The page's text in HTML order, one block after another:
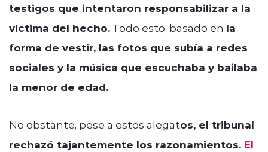
testigos que intentaron responsabilizar a la
víctima del hecho. Todo esto, basado en la
forma de vestir, las fotos que subía a redes
sociales y la música que escuchaba y bailaba
la menor de edad.
No obstante, pese a estos alegatos, el tribunal
rechazó tajantemente los razonamientos. El